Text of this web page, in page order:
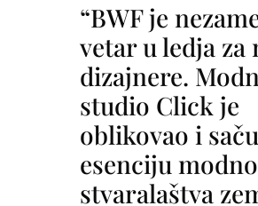
“BWF je
vetar u ledja za
dizajnere.
studio Click je
oblikovao i
esenciju
stvaralaštva